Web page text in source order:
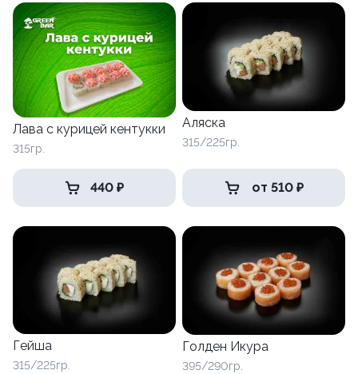
Лава с курицей кентукки
315гр.
440 ₽
Аляска
315/225гр.
от 510 ₽
Гейша
315/225гр.
Голден Икура
395/290гр.